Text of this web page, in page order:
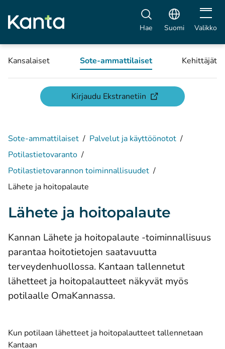
Hae Suomi Avaa
Valikko
Kansalaiset Sote-ammattilaiset Kehittäjät
Kirjaudu Ekstranetiin(avautuu uuteen
Sote-ammattilaiset / Palvelut ja käyttöönotot /
Potilastietovaranto /
Potilastietovarannon toiminnallisuudet /
Lähete ja hoitopalaute
Lähete ja hoitopalaute
Kannan Lähete ja hoitopalaute -toiminnallisuus
parantaa hoitotietojen saatavuutta
terveydenhuollossa. Kantaan tallennetut
lähetteet ja hoitopalautteet näkyvät myös
potilaalle OmaKannassa.
Kun potilaan lähetteet ja hoitopalautteet tallennetaan
Kantaan